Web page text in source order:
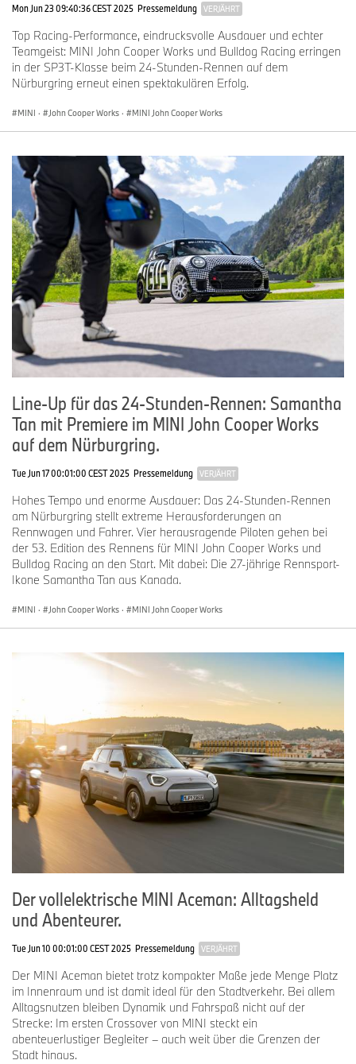
Mon Jun 23 09:40:36 CEST 2025 Pressemeldung VERJÄHRT
Top Racing-Performance, eindrucksvolle Ausdauer und echter
Teamgeist: MINI John Cooper Works und Bulldog Racing erringen
in der SP3T-Klasse beim 24-Stunden-Rennen auf dem
Nürburgring erneut einen spektakulären Erfolg.
MINI · John Cooper Works · MINI John Cooper Works
Line-Up für das 24-Stunden-Rennen: Samantha
Tan mit Premiere im MINI John Cooper Works
auf dem Nürburgring.
Tue Jun 17 00:01:00 CEST 2025 Pressemeldung VERJÄHRT
Hohes Tempo und enorme Ausdauer: Das 24-Stunden-Rennen
am Nürburgring stellt extreme Herausforderungen an
Rennwagen und Fahrer. Vier herausragende Piloten gehen bei
der 53. Edition des Rennens für MINI John Cooper Works und
Bulldog Racing an den Start. Mit dabei: Die 27-jährige Rennsport-
Ikone Samantha Tan aus Kanada.
MINI · John Cooper Works · MINI John Cooper Works
Der vollelektrische MINI Aceman: Alltagsheld
und Abenteurer.
Tue Jun 10 00:01:00 CEST 2025 Pressemeldung VERJÄHRT
Der MINI Aceman bietet trotz kompakter Maße jede Menge Platz
im Innenraum und ist damit ideal für den Stadtverkehr. Bei allem
Alltagsnutzen bleiben Dynamik und Fahrspaß nicht auf der
Strecke: Im ersten Crossover von MINI steckt ein
abenteuerlustiger Begleiter – auch weit über die Grenzen der
Stadt hinaus.